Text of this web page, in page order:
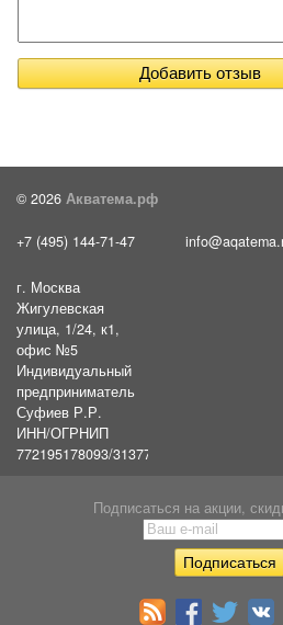
© 2026 Акватема.рф
+7 (495) 144-71-47
г. Москва
Жигулевская
улица, 1/24, к1,
офис №5
Индивидуальный
предприниматель
Суфиев Р.Р.
ИНН/ОГРНИП
772195178093/31377461610054
Подписаться на акции,